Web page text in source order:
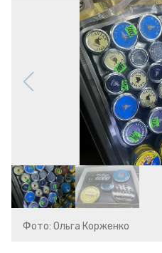
Фото: Ольга Корженко